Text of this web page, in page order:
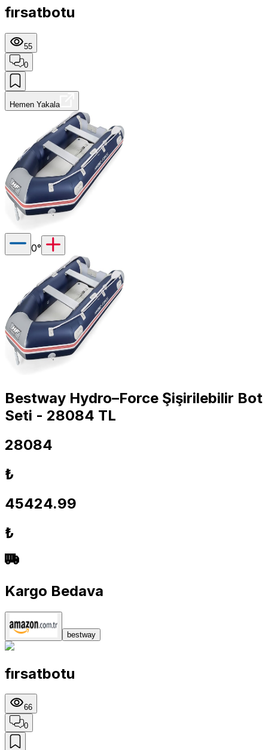
fırsatbotu
55
0
Hemen Yakala
0°
Bestway Hydro–Force Şişirilebilir Bot
Seti - 28084 TL
28084
₺
45424.99
₺
Kargo Bedava
bestway
fırsatbotu
66
0